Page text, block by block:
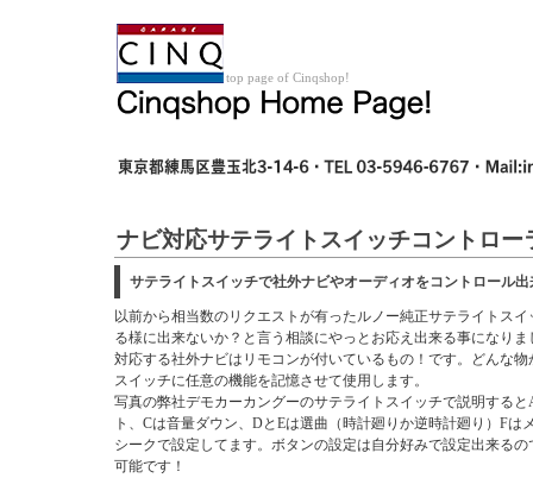
top page of Cinqshop!
ナビ対応サテライトスイッチコントロー
サテライトスイッチで社外ナビやオーディオをコントロール
以前から相当数のリクエストが有ったルノー純正サテライトス
る様に出来ないか？と言う相談にやっとお応え出来る事になりま
対応する社外ナビはリモコンが付いているもの！です。どんな
スイッチに任意の機能を記憶させて使用します。
写真の弊社デモカーカングーのサテライトスイッチで説明する
ト、Cは音量ダウン、DとEは選曲（時計廻りか逆時計廻り）Fは
シークで設定してます。ボタンの設定は自分好みで設定出来る
可能です！